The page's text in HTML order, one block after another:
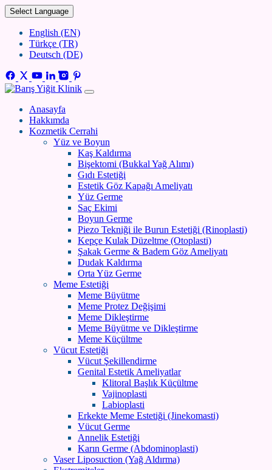
Select Language
English (EN)
Türkçe (TR)
Deutsch (DE)
Anasayfa
Hakkımda
Kozmetik Cerrahi
Yüz ve Boyun
Kaş Kaldırma
Bişektomi (Bukkal Yağ Alımı)
Gıdı Estetiği
Estetik Göz Kapağı Ameliyatı
Yüz Germe
Saç Ekimi
Boyun Germe
Piezo Tekniği ile Burun Estetiği (Rinoplasti)
Kepçe Kulak Düzeltme (Otoplasti)
Şakak Germe & Badem Göz Ameliyatı
Dudak Kaldırma
Orta Yüz Germe
Meme Estetiği
Meme Büyütme
Meme Protez Değişimi
Meme Dikleştirme
Meme Büyütme ve Dikleştirme
Meme Küçültme
Vücut Estetiği
Vücut Şekillendirme
Genital Estetik Ameliyatlar
Klitoral Başlık Küçültme
Vajinoplasti
Labioplasti
Erkekte Meme Estetiği (Jinekomasti)
Vücut Germe
Annelik Estetiği
Karın Germe (Abdominoplasti)
Vaser Liposuction (Yağ Aldırma)